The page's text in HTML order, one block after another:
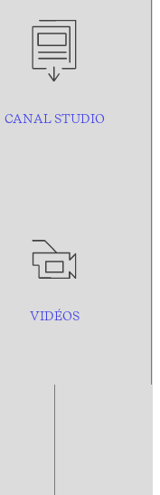
CANAL STUDIO
VIDÉOS